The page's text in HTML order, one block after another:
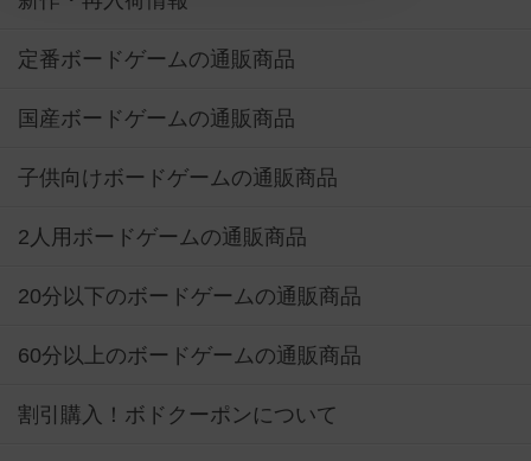
定番ボードゲームの通販商品
国産ボードゲームの通販商品
子供向けボードゲームの通販商品
2人用ボードゲームの通販商品
20分以下のボードゲームの通販商品
60分以上のボードゲームの通販商品
割引購入！ボドクーポンについて